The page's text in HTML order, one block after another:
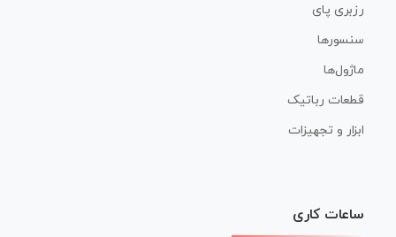
رزبری پای
سنسورها
ماژول‌ها
قطعات رباتیک
ابزار و تجهیزات
ساعات کاری